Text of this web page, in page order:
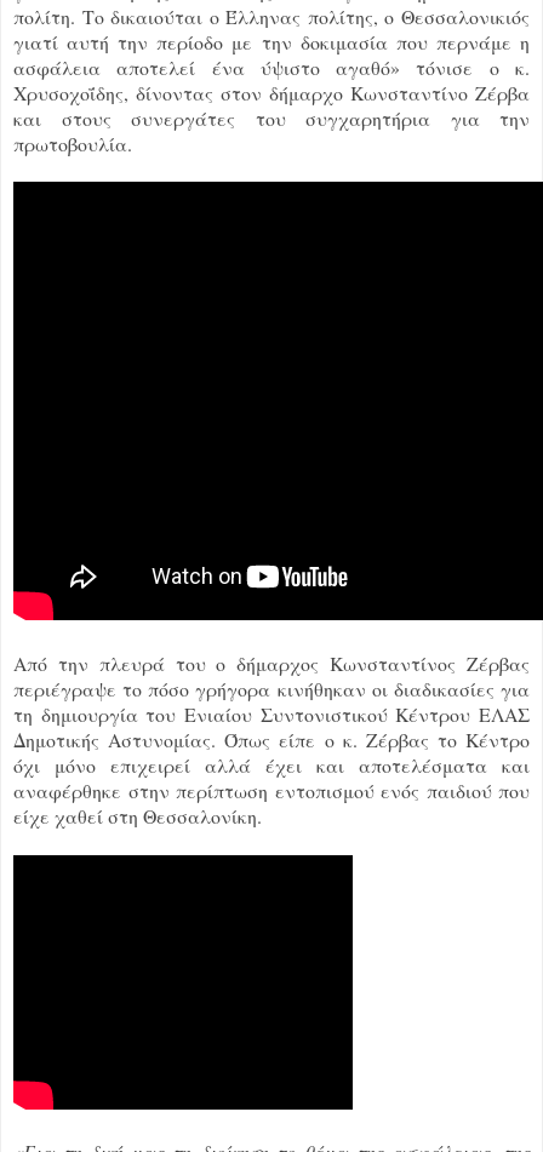
πολίτη. Το δικαιούται ο Έλληνας πολίτης, ο Θεσσαλονικιός
γιατί αυτή την περίοδο με την δοκιμασία που περνάμε η
ασφάλεια αποτελεί ένα ύψιστο αγαθό» τόνισε ο κ.
Χρυσοχοΐδης, δίνοντας στον δήμαρχο Κωνσταντίνο Ζέρβα
και στους συνεργάτες του συγχαρητήρια για την
πρωτοβουλία.
Από την πλευρά του ο δήμαρχος Κωνσταντίνος Ζέρβας
περιέγραψε το πόσο γρήγορα κινήθηκαν οι διαδικασίες για
τη δημιουργία του Ενιαίου Συντονιστικού Κέντρου ΕΛΑΣ
Δημοτικής Αστυνομίας. Όπως είπε ο κ. Ζέρβας το Κέντρο
όχι μόνο επιχειρεί αλλά έχει και αποτελέσματα και
αναφέρθηκε στην περίπτωση εντοπισμού ενός παιδιού που
είχε χαθεί στη Θεσσαλονίκη.